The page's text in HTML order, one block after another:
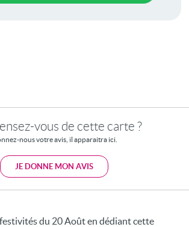
vous de cette carte ?
nous votre avis, il apparaitra ici.
JE DONNE MON AVIS
du 20 Août en dédiant cette